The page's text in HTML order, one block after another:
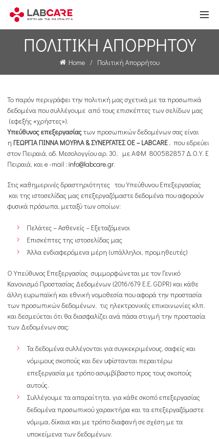
ΠΟΛΙΤΙΚΉ ΑΠΟΡΡΉΤΟΥ
Home Πολιτική Απορρήτου
To παρόν περιγράφει την πολιτική μας σχετικά με τα προσωπικά
δεδομένα που συλλέγουμε από τους επισκέπτες των σελίδων μας
(εφεξής «χρήστες»).
Υπεύθυνος επεξεργασίαςτων προσωπικών δεδομένων σας είναι
η ΓΕΩΡΓΙΑ ΠΙΝΝΑ ΜΟΥΡΛΑ & ΣΥΝΕΡΓΑΤΕΣ ΟΕ –LABCARE , που εδρεύει
στον Πειραιά, οδ. Μεσολογγίου αρ. 30, με ΑΦΜ 800582857 Δ.Ο.Υ. Ε
Πειραιά, και e -mail : info@labcare.gr.
Στις καθημερινές δραστηριότητες του Υπεύθυνου Επεξεργασίας
και της ιστοσελίδας μας επεξεργαζόμαστε δεδομένα που αφορούν
φυσικά πρόσωπα, μεταξύ των οποίων:
Πελάτες – Ασθενείς – Εξεταζόμενοι
Επισκέπτες της ιστοσελίδας μας
Άλλα ενδιαφερόμενα μέρη (υπάλληλοι, προμηθευτές)
Ο Υπεύθυνος Επεξεργασίας συμμορφώνεται με τον Γενικό
Κανονισμό Προστασίας Δεδομένων (2016/679 Ε.Ε. GDPR) και κάθε
άλλη ευρωπαϊκή και εθνική νομοθεσία που αφορά την προστασία
των προσωπικών δεδομένων, τις ηλεκτρονικές επικοινωνίες κλπ.
και δεσμεύεται ότι θα διασφαλίζει ανά πάσα στιγμή την προστασία
των Δεδομένων σας:
Τα δεδομένα συλλέγονται για συγκεκριμένους, σαφείς και
νόμιμους σκοπούς και δεν υφίστανται περαιτέρω
επεξεργασία με τρόπο ασυμβίβαστο προς τους σκοπούς
αυτούς.
Συλλέγουμε τα απαραίτητα, για κάθε σκοπό επεξεργασίας
δεδομένα προσωπικού χαρακτήρα και τα επεξεργαζόμαστε
νόμιμα, δίκαια και με τρόπο διαφανή σε σχέση με τα
υποκείμενα των δεδομένων.